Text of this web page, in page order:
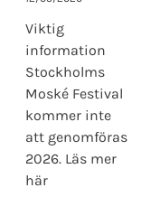
Viktig
information
Stockholms
Moské Festival
kommer inte
att genomföras
2026. Läs mer
här